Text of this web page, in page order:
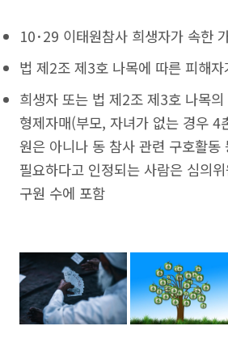
10･29 이태원참사 희생자가 속한
법 제2조 제3호 나목에 따른 피해
희생자 또는 법 제2조 제3호 나목의
형제자매(부모, 자녀가 없는 경우 4
원은 아니나 동 참사 관련 구호활동
필요하다고 인정되는 사람은 심의
구원 수에 포함